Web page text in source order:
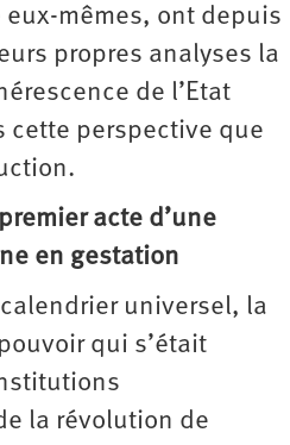
eux-mêmes, ont depuis
propres analyses la
de l’Etat
cette perspective que
acte d’une
en gestation
calendrier universel, la
qui s’était
la révolution de